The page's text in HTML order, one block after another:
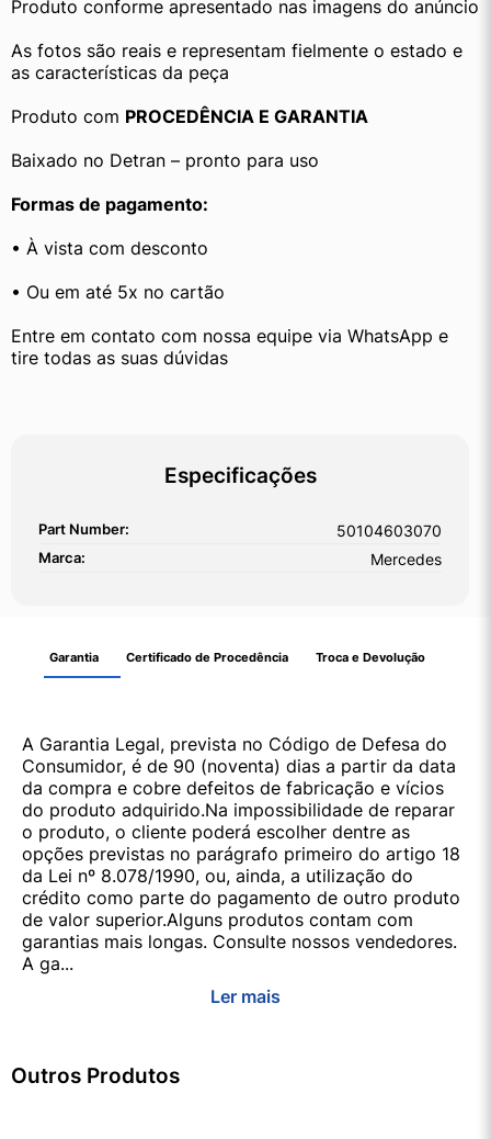
Produto conforme apresentado nas imagens do anúncio
As fotos são reais e representam fielmente o estado e
as características da peça
Produto com PROCEDÊNCIA E GARANTIA
Baixado no Detran – pronto para uso
Formas de pagamento:
• À vista com desconto
• Ou em até 5x no cartão
Entre em contato com nossa equipe via WhatsApp e
tire todas as suas dúvidas
Especificações
Part Number: 50104603070
Marca: Mercedes
Garantia Certificado de Procedência Troca e Devolução
A Garantia Legal, prevista no Código de Defesa do
Consumidor, é de 90 (noventa) dias a partir da data
da compra e cobre defeitos de fabricação e vícios
do produto adquirido.Na impossibilidade de reparar
o produto, o cliente poderá escolher dentre as
opções previstas no parágrafo primeiro do artigo 18
da Lei nº 8.078/1990, ou, ainda, a utilização do
crédito como parte do pagamento de outro produto
de valor superior.Alguns produtos contam com
garantias mais longas. Consulte nossos vendedores.
A ga...
Ler mais
Outros Produtos